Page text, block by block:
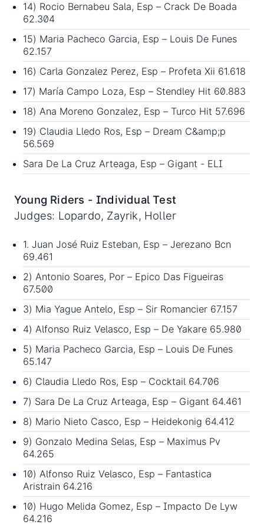
14) Rocio Bernabeu Sala, Esp – Crack De Boada
62.304
15) Maria Pacheco Garcia, Esp – Louis De Funes
62.157
16) Carla Gonzalez Perez, Esp – Profeta Xii 61.618
17) María Campo Loza, Esp – Stendley Hit 60.883
18) Ana Moreno Gonzalez, Esp – Turco Hit 57.696
19) Claudia Lledo Ros, Esp – Dream C&amp;p
56.569
Sara De La Cruz Arteaga, Esp – Gigant - ELI
Young Riders - Individual Test
Judges: Lopardo, Zayrik, Holler
1. Juan José Ruiz Esteban, Esp – Jerezano Bcn
69.461
2) Antonio Soares, Por – Epico Das Figueiras
67.500
3) Mia Yague Antelo, Esp – Sir Romancier 67.157
4) Alfonso Ruiz Velasco, Esp – De Yakare 65.980
5) Maria Pacheco Garcia, Esp – Louis De Funes
65.147
6) Claudia Lledo Ros, Esp – Cocktail 64.706
7) Sara De La Cruz Arteaga, Esp – Gigant 64.461
8) Mario Nieto Casco, Esp – Heidekonig 64.412
9) Gonzalo Medina Selas, Esp – Maximus Pv
64.265
10) Alfonso Ruiz Velasco, Esp – Fantastica
Aristrain 64.216
10) Hugo Melida Gomez, Esp – Impacto De Lyw
64.216